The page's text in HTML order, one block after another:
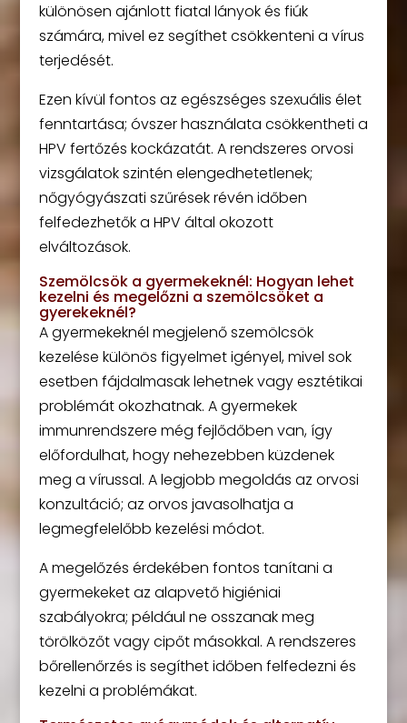
különösen ajánlott fiatal lányok és fiúk
számára, mivel ez segíthet csökkenteni a vírus
terjedését.
Ezen kívül fontos az egészséges szexuális élet
fenntartása; óvszer használata csökkentheti a
HPV fertőzés kockázatát. A rendszeres orvosi
vizsgálatok szintén elengedhetetlenek;
nőgyógyászati szűrések révén időben
felfedezhetők a HPV által okozott
elváltozások.
Szemölcsök a gyermekeknél: Hogyan lehet
kezelni és megelőzni a szemölcsöket a
gyerekeknél?
A gyermekeknél megjelenő szemölcsök
kezelése különös figyelmet igényel, mivel sok
esetben fájdalmasak lehetnek vagy esztétikai
problémát okozhatnak. A gyermekek
immunrendszere még fejlődőben van, így
előfordulhat, hogy nehezebben küzdenek
meg a vírussal. A legjobb megoldás az orvosi
konzultáció; az orvos javasolhatja a
legmegfelelőbb kezelési módot.
A megelőzés érdekében fontos tanítani a
gyermekeket az alapvető higiéniai
szabályokra; például ne osszanak meg
törölközőt vagy cipőt másokkal. A rendszeres
bőrellenőrzés is segíthet időben felfedezni és
kezelni a problémákat.